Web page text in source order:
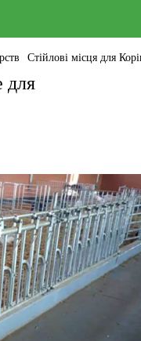
Стійлові місця для
для